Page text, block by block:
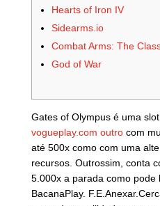
Hearts of Iron IV
Sidearms.io
Combat Arms: The
God of War
Gates of Olympus é uma
vogueplay.com outrocom
até 500x como com uma
recursos. Outrossim, conta
5.000x a parada como pode
BacanaPlay.